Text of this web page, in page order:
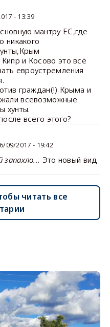
- 13:39
мантру ЕС,где
никакого
и Косово это всё
евроустремления
граждан(!) Крыма и
всевозможные
хунты.
всего этого?
09/2017 - 19:42
Это новый вид
читать все